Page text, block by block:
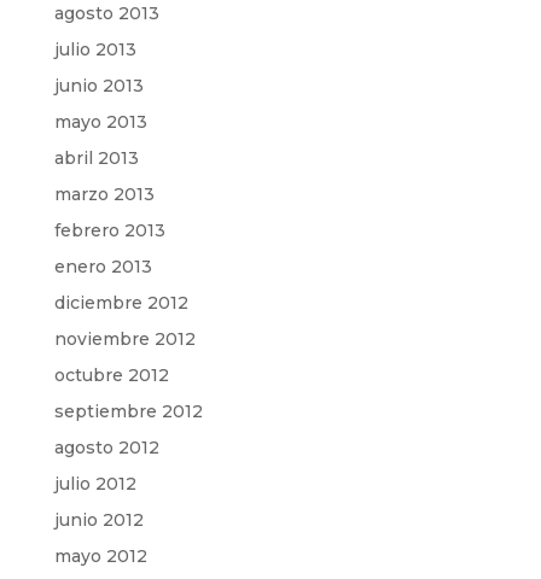
agosto 2013
julio 2013
junio 2013
mayo 2013
abril 2013
marzo 2013
febrero 2013
enero 2013
diciembre 2012
noviembre 2012
octubre 2012
septiembre 2012
agosto 2012
julio 2012
junio 2012
mayo 2012